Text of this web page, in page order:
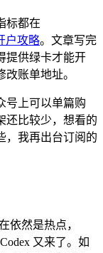
标都在
户攻略。文章写完
提供绿卡才能开
账单地址。
号上可以单篇购
还比较少，想看的
，我再出台订阅的
依然是热点，
又来了。如